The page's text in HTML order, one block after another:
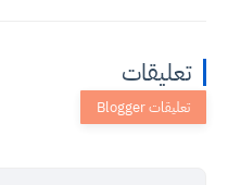
تعليقات